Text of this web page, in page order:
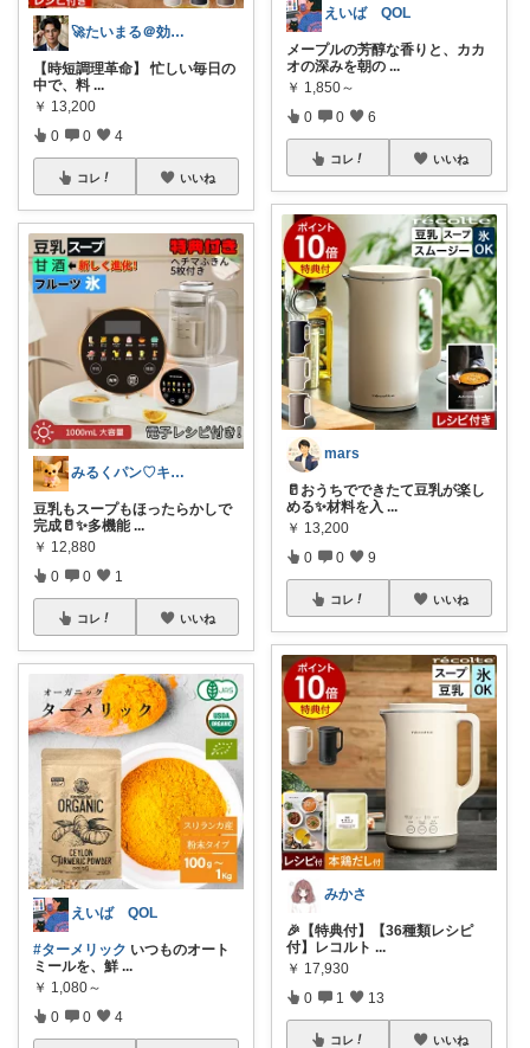
🚀たいまる＠効率至上主義のセレクトニキ
【時短調理革命】 忙しい毎日の
中で、料 ...
￥ 13,200
0 0 4
コレ いいね
みるくパン♡キッチンルーム
豆乳もスープもほったらかしで
完成🥛✨多機能 ...
￥ 12,880
0 0 1
コレ いいね
えいば QOL
#ターメリック いつものオート
ミールを、鮮 ...
￥ 1,080～
0 0 4
えいば QOL
メープルの芳醇な香りと、カカ
オの深みを朝の ...
￥ 1,850～
0 0 6
コレ いいね
mars
🥛おうちでできたて豆乳が楽し
める✨材料を入 ...
￥ 13,200
0 0 9
コレ いいね
みかさ
🎉【特典付】【36種類レシピ
付】レコルト ...
￥ 17,930
0 1 13
コレ いいね